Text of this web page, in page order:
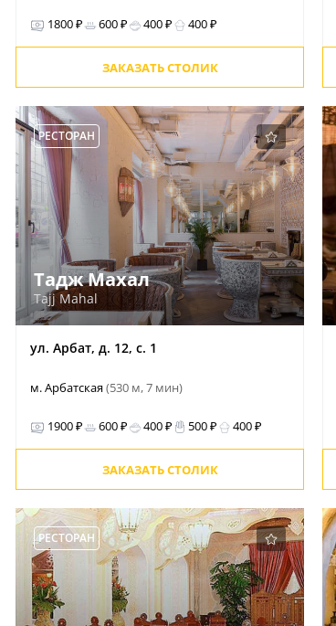
1800 ₽ 600 ₽ 400 ₽ 400 ₽
ЗАКАЗАТЬ СТОЛИК
РЕСТОРАН
Тадж Махал
Tajj Mahal
ул. Арбат, д. 12, с. 1
м. Арбатская(530 м, 7 мин)
1900 ₽ 600 ₽ 400 ₽ 500 ₽ 400 ₽
ЗАКАЗАТЬ СТОЛИК
РЕСТОРАН